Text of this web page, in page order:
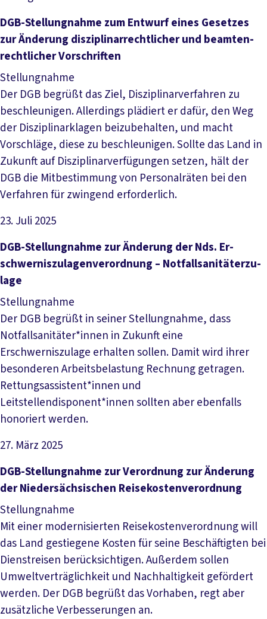
Datei herunterladen
DGB-­Stel­lung­nah­me zum Ent­wurf ei­nes Ge­set­zes
zur Än­de­rung dis­zi­pli­nar­recht­li­cher und be­am­ten­
recht­li­cher Vor­schrif­ten
Stellungnahme
Der DGB begrüßt das Ziel, Disziplinarverfahren zu
beschleunigen. Allerdings plädiert er dafür, den Weg
der Disziplinarklagen beizubehalten, und macht
Vorschläge, diese zu beschleunigen. Sollte das Land in
Zukunft auf Disziplinarverfügungen setzen, hält der
DGB die Mitbestimmung von Personalräten bei den
Verfahren für zwingend erforderlich.
23. Juli 2025
Datei herunterladen
DGB-­Stel­lung­nah­me zur Än­de­rung der Nds. Er­
schwer­nis­zu­la­gen­ver­ord­nung – Not­fall­sa­ni­tä­ter­zu­
la­ge
Stellungnahme
Der DGB begrüßt in seiner Stellungnahme, dass
Notfallsanitäter*innen in Zukunft eine
Erschwerniszulage erhalten sollen. Damit wird ihrer
besonderen Arbeitsbelastung Rechnung getragen.
Rettungsassistent*innen und
Leitstellendisponent*innen sollten aber ebenfalls
honoriert werden.
27. März 2025
Datei herunterladen
DGB-­Stel­lung­nah­me zur Ver­ord­nung zur Än­de­rung
der Nie­der­säch­si­schen Rei­se­kos­ten­ver­ord­nung
Stellungnahme
Mit einer modernisierten Reisekostenverordnung will
das Land gestiegene Kosten für seine Beschäftigten bei
Dienstreisen berücksichtigen. Außerdem sollen
Umweltverträglichkeit und Nachhaltigkeit gefördert
werden. Der DGB begrüßt das Vorhaben, regt aber
zusätzliche Verbesserungen an.